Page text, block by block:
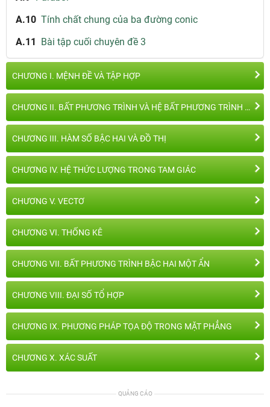
A.10 Tính chất chung của ba đường conic
A.11 Bài tập cuối chuyên đề 3
CHƯƠNG I. MỆNH ĐỀ VÀ TẬP HỢP
CHƯƠNG II. BẤT PHƯƠNG TRÌNH VÀ HỆ BẤT PHƯƠNG TRÌNH BẬC NHẤT HAI ẨN
CHƯƠNG III. HÀM SỐ BẬC HAI VÀ ĐỒ THỊ
CHƯƠNG IV. HỆ THỨC LƯỢNG TRONG TAM GIÁC
CHƯƠNG V. VECTƠ
CHƯƠNG VI. THỐNG KÊ
CHƯƠNG VII. BẤT PHƯƠNG TRÌNH BẬC HAI MỘT ẨN
CHƯƠNG VIII. ĐẠI SỐ TỔ HỢP
CHƯƠNG IX. PHƯƠNG PHÁP TỌA ĐỘ TRONG MẶT PHẲNG
CHƯƠNG X. XÁC SUẤT
QUẢNG CÁO